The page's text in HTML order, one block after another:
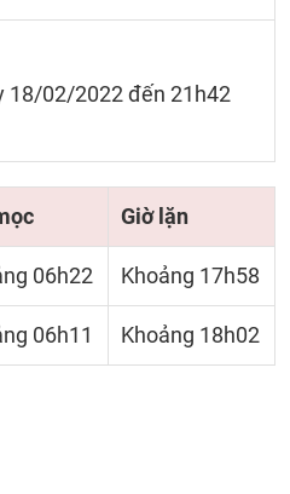
18/02/2022 đến 21h42
Giờ lặn
06h22 Khoảng 17h58
06h11 Khoảng 18h02